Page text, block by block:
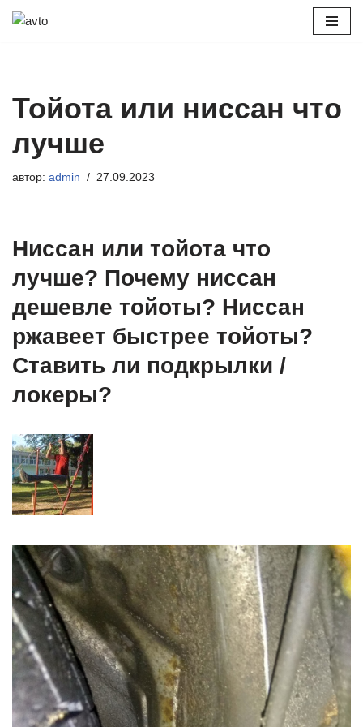
Тойота или ниссан что
лучше
автор: admin 27.09.2023
Ниссан или тойота что
лучше? Почему ниссан
дешевле тойоты? Ниссан
ржавеет быстрее тойоты?
Ставить ли подкрылки /
локеры?